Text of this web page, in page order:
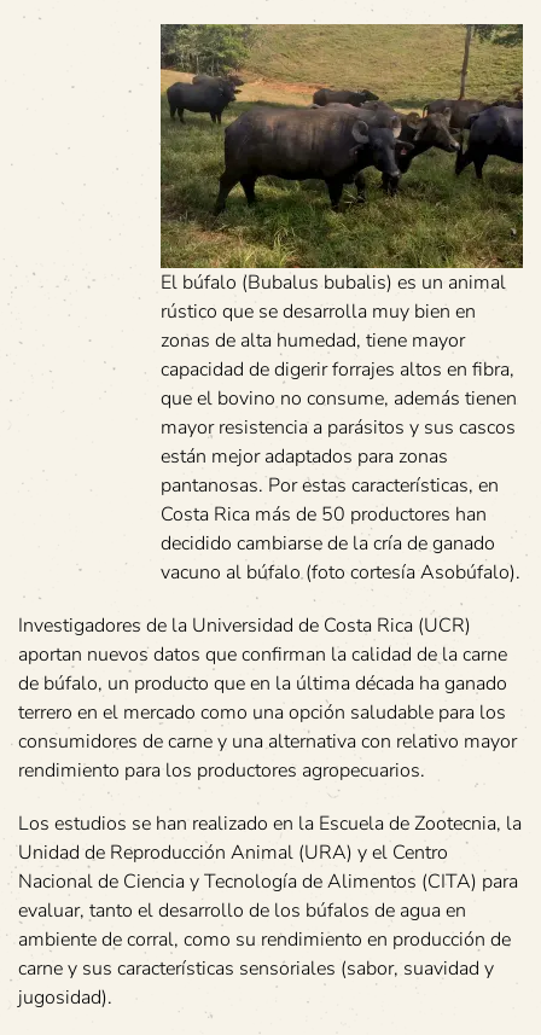
El búfalo (Bubalus bubalis) es un animal
rústico que se desarrolla muy bien en
zonas de alta humedad, tiene mayor
capacidad de digerir forrajes altos en fibra,
que el bovino no consume, además tienen
mayor resistencia a parásitos y sus cascos
están mejor adaptados para zonas
pantanosas. Por estas características, en
Costa Rica más de 50 productores han
decidido cambiarse de la cría de ganado
vacuno al búfalo (foto cortesía Asobúfalo).
Investigadores de la Universidad de Costa Rica (UCR)
aportan nuevos datos que confirman la calidad de la carne
de búfalo, un producto que en la última década ha ganado
terrero en el mercado como una opción saludable para los
consumidores de carne y una alternativa con relativo mayor
rendimiento para los productores agropecuarios.
Los estudios se han realizado en la Escuela de Zootecnia, la
Unidad de Reproducción Animal (URA) y el Centro
Nacional de Ciencia y Tecnología de Alimentos (CITA) para
evaluar, tanto el desarrollo de los búfalos de agua en
ambiente de corral, como su rendimiento en producción de
carne y sus características sensoriales (sabor, suavidad y
jugosidad).